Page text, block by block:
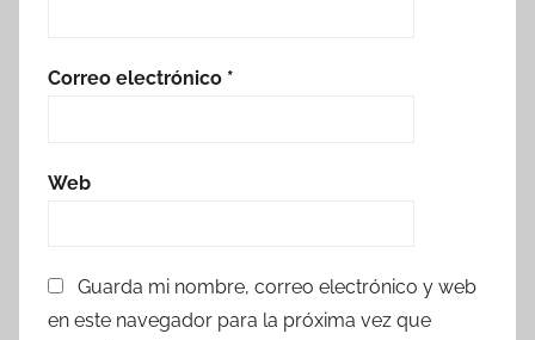
Correo electrónico *
Web
Guarda mi nombre, correo electrónico y web
en este navegador para la próxima vez que